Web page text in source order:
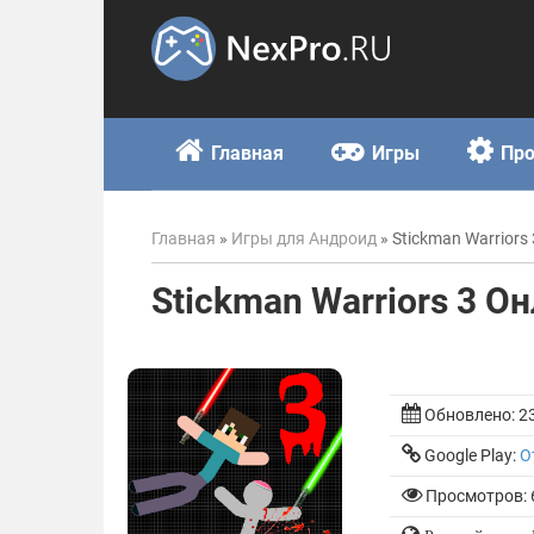
Главная Игры
Главная » Игры для Андроид » Stickman Warriors
Stickman Warriors 3
Обновлено:
Google Play:
Просмотров: